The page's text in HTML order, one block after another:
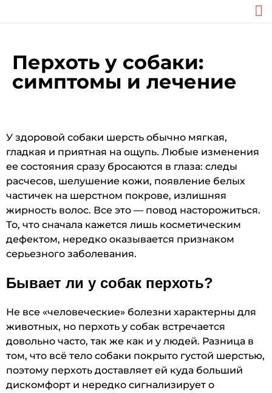
Перхоть у собаки:
симптомы и лечение
У здоровой собаки шерсть обычно мягкая,
гладкая и приятная на ощупь. Любые изменения
ее состояния сразу бросаются в глаза: следы
расчесов, шелушение кожи, появление белых
частичек на шерстном покрове, излишняя
жирность волос. Все это — повод насторожиться.
То, что сначала кажется лишь косметическим
дефектом, нередко оказывается признаком
серьезного заболевания.
Бывает ли у собак перхоть?
Не все «человеческие» болезни характерны для
животных, но перхоть у собак встречается
довольно часто, так же как и у людей. Разница в
том, что всё тело собаки покрыто густой шерстью,
поэтому перхоть доставляет ей куда больший
дискомфорт и нередко сигнализирует о